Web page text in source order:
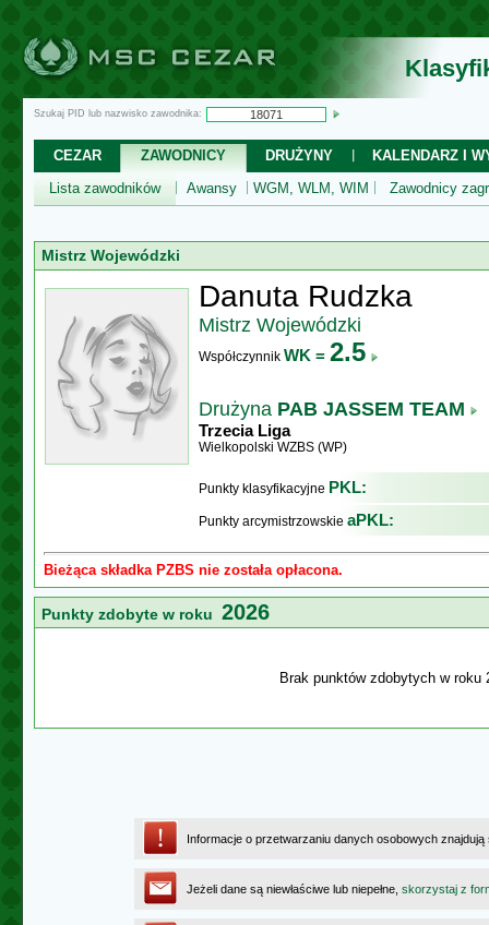
Szukaj PID lub nazwisko zawodnika:
CEZAR ZAWODNICY DRUŻYNY
KALENDARZ I
Lista zawodników
Awansy WGM, WLM, WIM Zawodnicy
Mistrz Wojewódzki
Danuta Rudzka
Mistrz Wojewódzki
Współczynnik WK = 2.5
Drużyna PAB JASSEM TEAM
Trzecia Liga
Wielkopolski WZBS (WP)
Punkty klasyfikacyjne PKL:
Punkty arcymistrzowskie aPKL:
Bieżąca składka PZBS nie została opłacona.
Punkty zdobyte w roku 2026
Brak punktów zdobytych w roku
Informacje o przetwarzaniu danych osobowych
Jeżeli dane są niewłaściwe lub niepełne, skorzystaj z